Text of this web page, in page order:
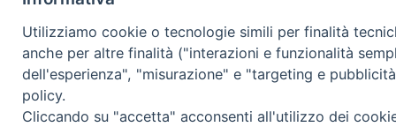
Utilizziamo cookie o tecnologie simili per finalità
anche per altre finalità ("interazioni e funzionalità
dell'esperienza", "misurazione" e "targeting e
policy.
Cliccando su "accetta" acconsenti all'utilizzo dei